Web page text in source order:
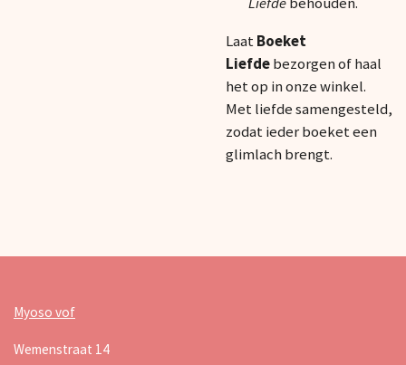
LaatBoeket
Liefdebezorgen of haal
het op in onze winkel.
Met liefde samengesteld,
zodat ieder boeket een
glimlach brengt.
Myoso vof
Wemenstraat 14